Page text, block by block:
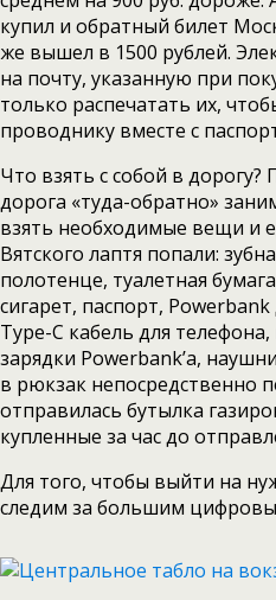
купил и обратный билет
же вышел в 1500 рублей.
на почту, указанную при
только распечатать их,
проводнику вместе с
Что взять с собой в дорогу?
дорога «туда-обратно»
взять необходимые вещи и
Вятского лаптя попали:
полотенце, туалетная
сигарет, паспорт,
Type-C кабель для
зарядки Powerbank’а,
в рюкзак непосредственно
отправилась бутылка
купленные за час до
Для того, чтобы выйти на
следим за большим